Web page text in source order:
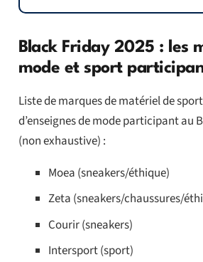
Black Friday 2025 : les
mode et sport
Liste de marques de matériel de
d’enseignes de mode participant au
(non exhaustive) :
Moea (sneakers/éthique)
Zeta (sneakers/chaussures/
Courir (sneakers)
Intersport (sport)